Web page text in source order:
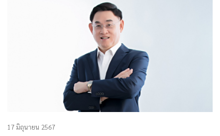
17 มิถุนายน 2567